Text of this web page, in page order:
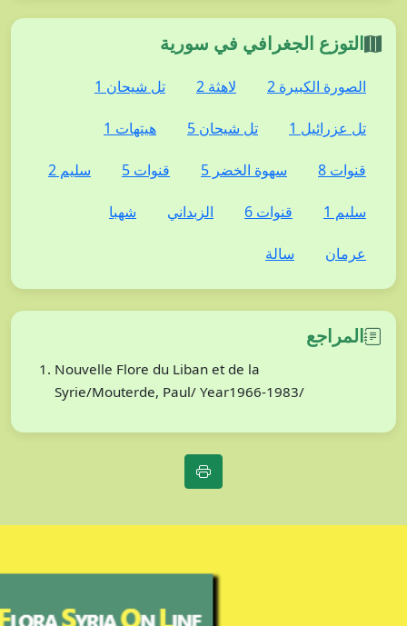
التوزع الجغرافي في سورية
الصورة الكبيرة 2 لاهثة 2 تل شيحان 1
تل عزرائيل 1 تل شيحان 5 هيتهات 1
قنوات 8 سهوة الخضر 5 قنوات 5 سليم 2
سليم 1 قنوات 6 الزبداني شهبا
عرمان سالة
المراجع
Nouvelle Flore du Liban et de la
Syrie/Mouterde, Paul/ Year1966-1983/